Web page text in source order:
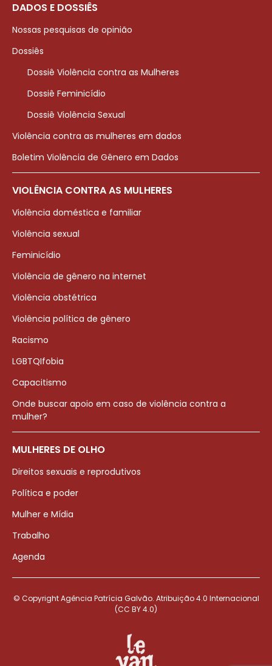
DADOS E DOSSIÊS
Nossas pesquisas de opinião
Dossiês
Dossiê Violência contra as Mulheres
Dossiê Feminicídio
Dossiê Violência Sexual
Violência contra as mulheres em dados
Boletim Violência de Gênero em Dados
VIOLÊNCIA CONTRA AS MULHERES
Violência doméstica e familiar
Violência sexual
Feminicídio
Violência de gênero na internet
Violência obstétrica
Violência política de gênero
Racismo
LGBTQIfobia
Capacitismo
Onde buscar apoio em caso de violência contra a
mulher?
MULHERES DE OLHO
Direitos sexuais e reprodutivos
Política e poder
Mulher e Mídia
Trabalho
Agenda
© Copyright Agência Patrícia Galvão. Atribuição 4.0 Internacional
(CC BY 4.0)